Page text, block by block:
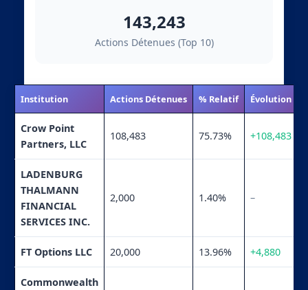
143,243
Actions Détenues (Top 10)
Institution Actions Détenues % Relatif Évolution
Crow Point
Partners, LLC
108,483 75.73% +108,483
LADENBURG
THALMANN
FINANCIAL
SERVICES INC.
2,000 1.40% –
FT Options LLC 20,000 13.96% +4,880
Commonwealth